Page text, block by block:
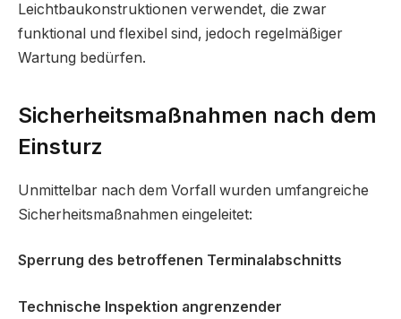
Leichtbaukonstruktionen verwendet, die zwar
funktional und flexibel sind, jedoch regelmäßiger
Wartung bedürfen.
Sicherheitsmaßnahmen nach dem
Einsturz
Unmittelbar nach dem Vorfall wurden umfangreiche
Sicherheitsmaßnahmen eingeleitet:
Sperrung des betroffenen Terminalabschnitts
Technische Inspektion angrenzender